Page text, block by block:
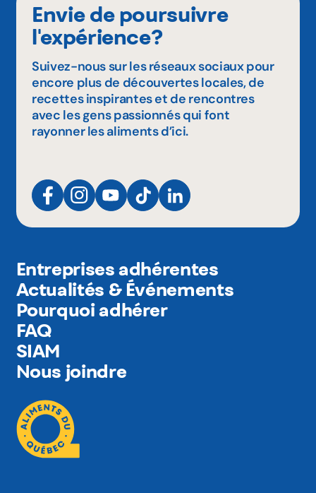
Envie de poursuivre
l'expérience?
Suivez-nous sur les réseaux sociaux pour
encore plus de découvertes locales, de
recettes inspirantes et de rencontres
avec les gens passionnés qui font
rayonner les aliments d’ici.
Entreprises adhérentes
Actualités & Événements
Pourquoi adhérer
FAQ
SIAM
Nous joindre